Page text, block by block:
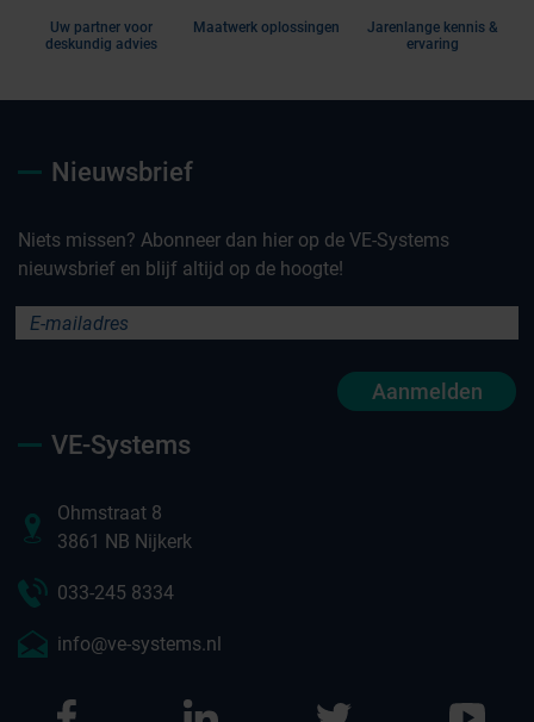
Uw partner voor
deskundig advies
Maatwerk oplossingen
Jarenlange kennis &
ervaring
Nieuwsbrief
Niets missen? Abonneer dan hier op de VE-Systems
nieuwsbrief en blijf altijd op de hoogte!
Aanmelden
VE-Systems
Ohmstraat 8
3861 NB Nijkerk
033-245 8334
info@ve-systems.nl